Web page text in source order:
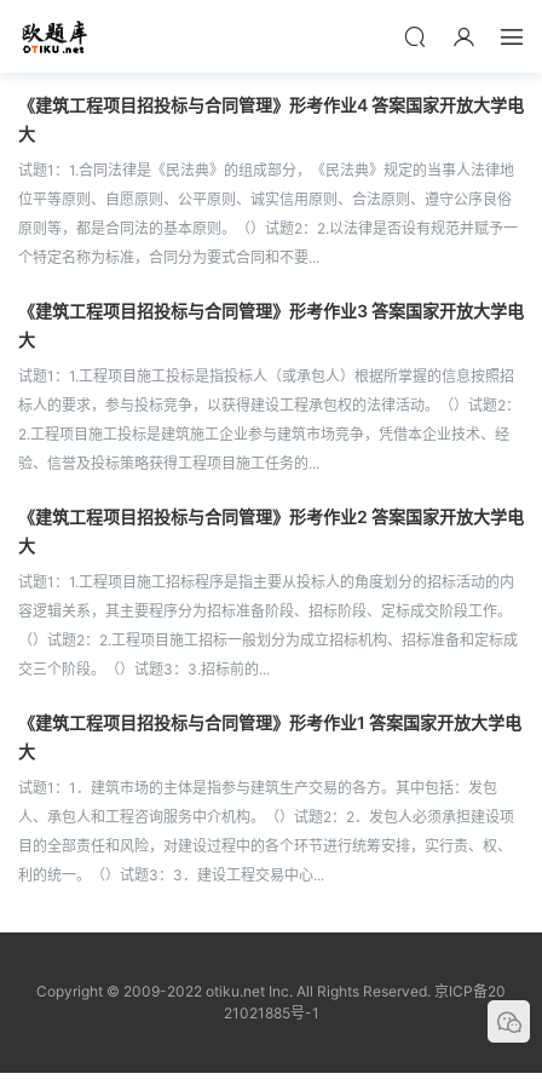
《建筑工程项目招投标与合同管理》形考作业4 答案国家开放大学电
大
试题1：1.合同法律是《民法典》的组成部分，《民法典》规定的当事人法律地
位平等原则、自愿原则、公平原则、诚实信用原则、合法原则、遵守公序良俗
原则等，都是合同法的基本原则。（）试题2：2.以法律是否设有规范并赋予一
个特定名称为标准，合同分为要式合同和不要...
《建筑工程项目招投标与合同管理》形考作业3 答案国家开放大学电
大
试题1：1.工程项目施工投标是指投标人（或承包人）根据所掌握的信息按照招
标人的要求，参与投标竞争，以获得建设工程承包权的法律活动。（）试题2：
2.工程项目施工投标是建筑施工企业参与建筑市场竞争，凭借本企业技术、经
验、信誉及投标策略获得工程项目施工任务的...
《建筑工程项目招投标与合同管理》形考作业2 答案国家开放大学电
大
试题1：1.工程项目施工招标程序是指主要从投标人的角度划分的招标活动的内
容逻辑关系，其主要程序分为招标准备阶段、招标阶段、定标成交阶段工作。
（）试题2：2.工程项目施工招标一般划分为成立招标机构、招标准备和定标成
交三个阶段。（）试题3：3.招标前的...
《建筑工程项目招投标与合同管理》形考作业1 答案国家开放大学电
大
试题1：1．建筑市场的主体是指参与建筑生产交易的各方。其中包括：发包
人、承包人和工程咨询服务中介机构。（）试题2：2．发包人必须承担建设项
目的全部责任和风险，对建设过程中的各个环节进行统筹安排，实行责、权、
利的统一。（）试题3：3．建设工程交易中心...
Copyright © 2009-2022 otiku.net Inc. All Rights Reserved. 京ICP备20
21021885号-1